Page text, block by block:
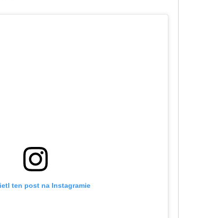
ten post na Instagramie